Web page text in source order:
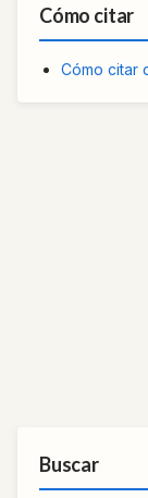
Cómo citar
Cómo citar
Buscar